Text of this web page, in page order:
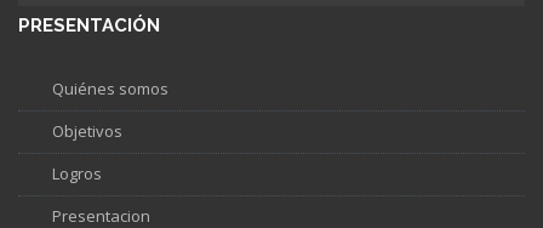
PRESENTACIÓN
Quiénes somos
Objetivos
Logros
Presentacion